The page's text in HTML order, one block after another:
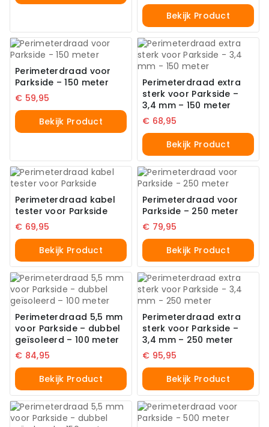
Bekijk Product
Perimeterdraad voor
Parkside – 150 meter
€ 59,95
Bekijk Product
Perimeterdraad extra
sterk voor Parkside –
3,4 mm – 150 meter
€ 68,95
Bekijk Product
Perimeterdraad kabel
tester voor Parkside
€ 69,95
Bekijk Product
Perimeterdraad voor
Parkside – 250 meter
€ 79,95
Bekijk Product
Perimeterdraad 5,5 mm
voor Parkside – dubbel
geïsoleerd – 100 meter
€ 84,95
Bekijk Product
Perimeterdraad extra
sterk voor Parkside –
3,4 mm – 250 meter
€ 95,95
Bekijk Product